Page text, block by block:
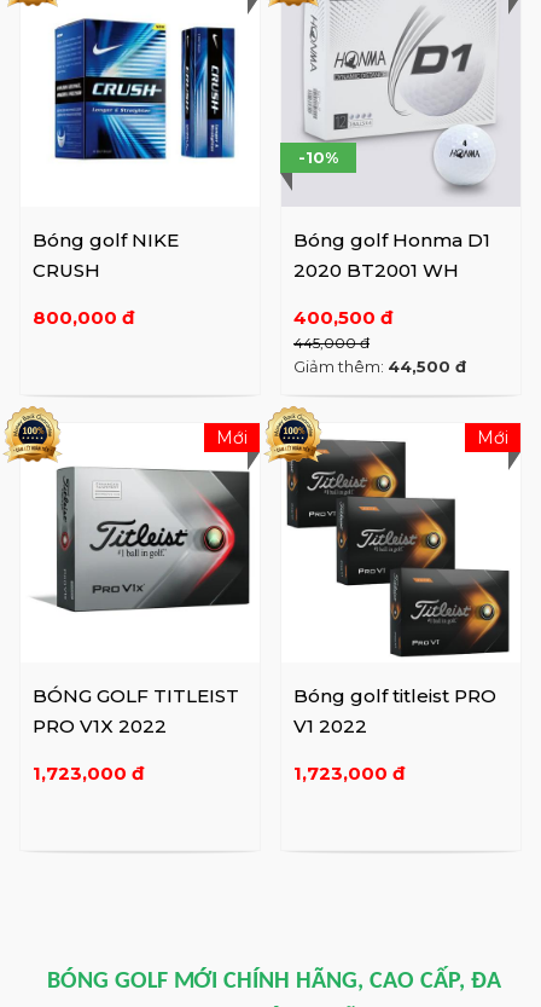
Bóng golf NIKE
CRUSH
800,000 đ
Bóng golf Honma D1
2020 BT2001 WH
400,500 đ
445,000 đ
-10%
Giảm thêm: 44,500 đ
BÓNG GOLF TITLEIST
PRO V1X 2022
1,723,000 đ
Mới
Bóng golf titleist PRO
V1 2022
1,723,000 đ
Mới
BÓNG GOLF MỚI CHÍNH HÃNG, CAO CẤP, ĐA